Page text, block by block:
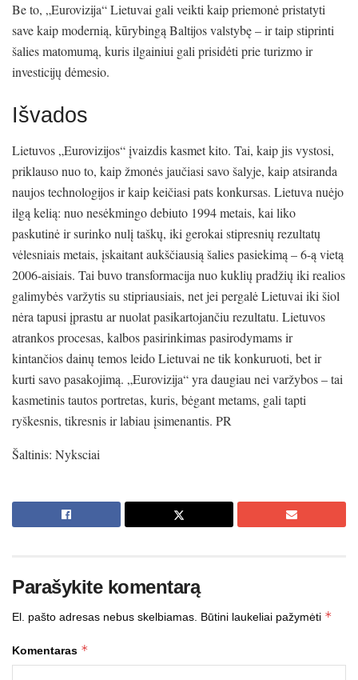
Be to, „Eurovizija“ Lietuvai gali veikti kaip priemonė pristatyti
save kaip modernią, kūrybingą Baltijos valstybę – ir taip stiprinti
šalies matomumą, kuris ilgainiui gali prisidėti prie turizmo ir
investicijų dėmesio.
Išvados
Lietuvos „Eurovizijos“ įvaizdis kasmet kito. Tai, kaip jis vystosi,
priklauso nuo to, kaip žmonės jaučiasi savo šalyje, kaip atsiranda
naujos technologijos ir kaip keičiasi pats konkursas. Lietuva nuėjo
ilgą kelią: nuo nesėkmingo debiuto 1994 metais, kai liko
paskutinė ir surinko nulį taškų, iki gerokai stipresnių rezultatų
vėlesniais metais, įskaitant aukščiausią šalies pasiekimą – 6-ą vietą
2006-aisiais. Tai buvo transformacija nuo kuklių pradžių iki realios
galimybės varžytis su stipriausiais, net jei pergalė Lietuvai iki šiol
nėra tapusi įprastu ar nuolat pasikartojančiu rezultatu. Lietuvos
atrankos procesas, kalbos pasirinkimas pasirodymams ir
kintančios dainų temos leido Lietuvai ne tik konkuruoti, bet ir
kurti savo pasakojimą. „Eurovizija“ yra daugiau nei varžybos – tai
kasmetinis tautos portretas, kuris, bėgant metams, gali tapti
ryškesnis, tikresnis ir labiau įsimenantis. PR
Šaltinis: Nyksciai
Parašykite komentarą
El. pašto adresas nebus skelbiamas. Būtini laukeliai pažymėti *
Komentaras *